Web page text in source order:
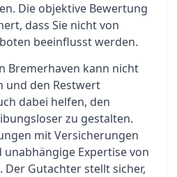
Die objektive Bewertung
dass Sie nicht von
beeinflusst werden.
Bremerhaven kann nicht
und den Restwert
dabei helfen, den
zu gestalten.
mit Versicherungen
Expertise von
Gutachter stellt sicher,